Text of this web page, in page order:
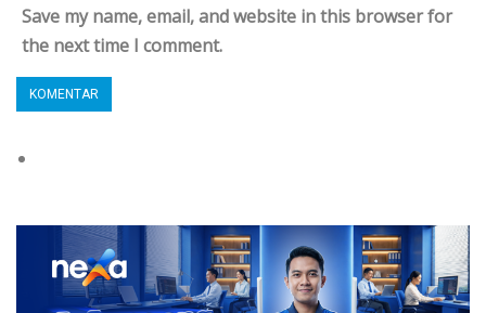
Save my name, email, and website in this browser for
the next time I comment.